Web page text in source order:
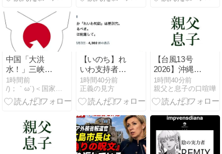
下”の実態！
政治ニュー
中国「大洪
水！」三峡ダ
ム「決壊危
機」台風13号
「三峡直撃確
も強い勢力で
接近！（伊勢
湾台風級」台
風13号と15号
1時間前
【いのち】れ
いわ支持者
「『れいわ信
者』『れいわ
知能』は差別
用語にすべ
き。オールド
メディアは配
慮を」→かわ
1時間40分前
正義の見方
【台風13号
2026】沖縄付
近で「非常に
強い」勢力に
再発達 荒天に
（7日18時最
新情
1時間40分前
親父と息子の口喧嘩